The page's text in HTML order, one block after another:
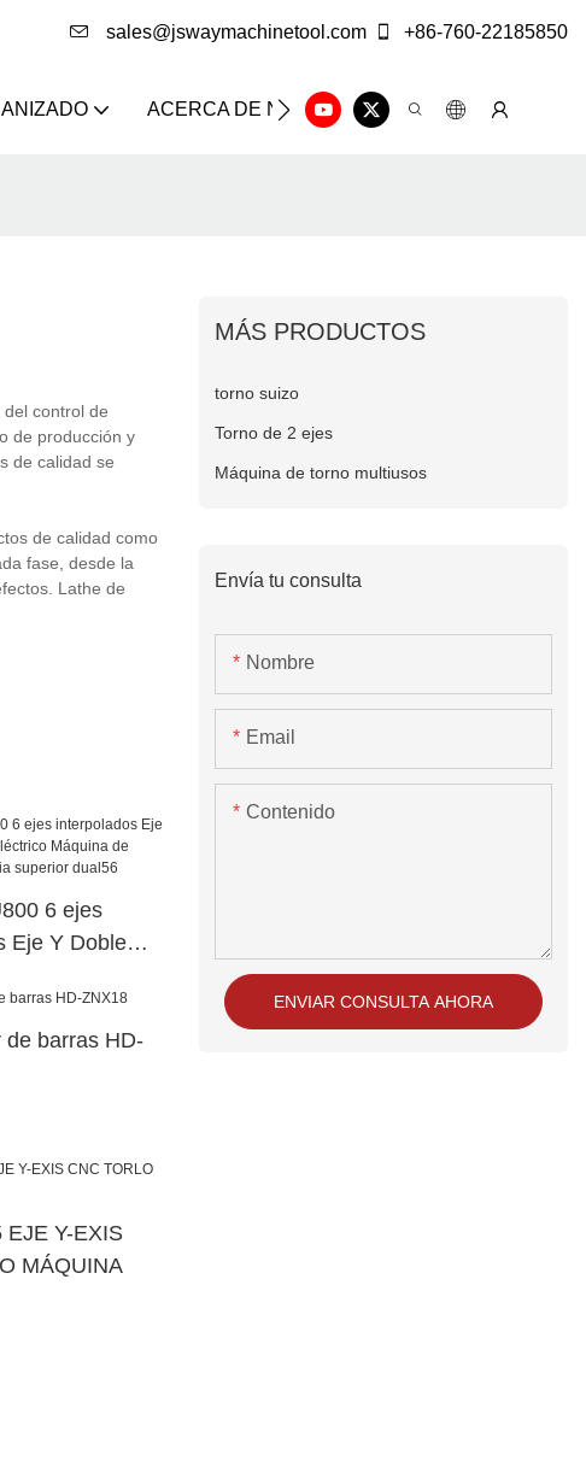
sales@jswaymachinetool.com +86-760-22185850
ACERCA DE NOSOTROS SOLUCIÓN
control de
de producción y
de calidad se
de calidad como
fase, desde la
Lathe de
6 ejes
Eje Y Doble
superior
de barras HD-
EJE Y-EXIS
MÁQUINA
MÁS PRODUCTOS
torno suizo
Torno de 2 ejes
Máquina de torno multiusos
Envía tu consulta
Nombre
Email
Contenido
ENVIAR CONSULTA AHORA